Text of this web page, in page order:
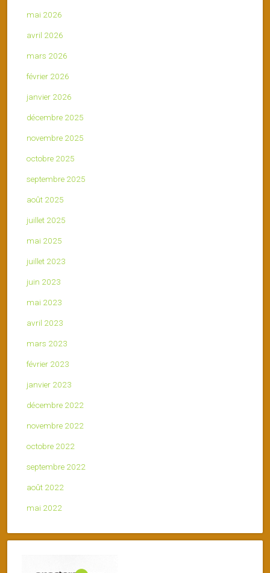
mai 2026
avril 2026
mars 2026
février 2026
janvier 2026
décembre 2025
novembre 2025
octobre 2025
septembre 2025
août 2025
juillet 2025
mai 2025
juillet 2023
juin 2023
mai 2023
avril 2023
mars 2023
février 2023
janvier 2023
décembre 2022
novembre 2022
octobre 2022
septembre 2022
août 2022
mai 2022